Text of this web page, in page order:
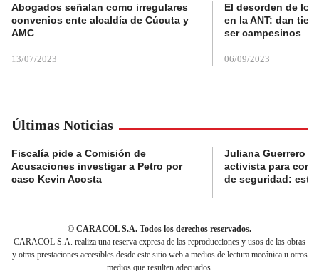
Abogados señalan como irregulares
convenios ente alcaldía de Cúcuta y
AMC
13/07/2023
El desorden de
en la ANT: dan
ser campesinos
06/09/2023
Últimas Noticias
Fiscalía pide a Comisión de
Acusaciones investigar a Petro por
caso Kevin Acosta
Juliana Guerrero
activista para
de seguridad: esta
© CARACOL S.A. Todos los derechos reservados.
CARACOL S.A. realiza una reserva expresa de las reproducciones y usos de las obras
y otras prestaciones accesibles desde este sitio web a medios de lectura mecánica u otros
medios que resulten adecuados.